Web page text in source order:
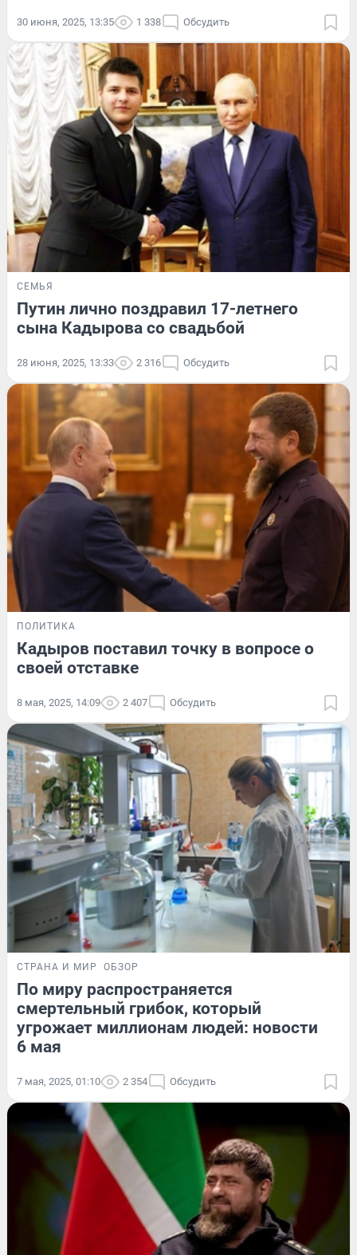
30 июня, 2025, 13:35 1 338 Обсудить
СЕМЬЯ
Путин лично поздравил 17-летнего
сына Кадырова со свадьбой
28 июня, 2025, 13:33 2 316 Обсудить
ПОЛИТИКА
Кадыров поставил точку в вопросе о
своей отставке
8 мая, 2025, 14:09 2 407 Обсудить
СТРАНА И МИР ОБЗОР
По миру распространяется
смертельный грибок, который
угрожает миллионам людей: новости
6 мая
7 мая, 2025, 01:10 2 354 Обсудить